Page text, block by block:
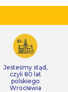
Jesteśmy stąd,
czyli 80 lat
polskiego
Wrocławia